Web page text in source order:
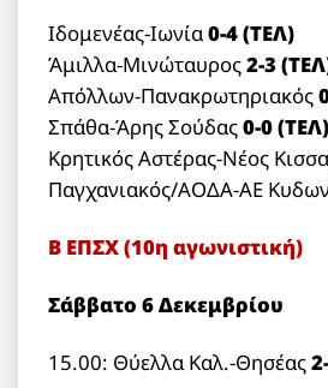
Ιδομενέας-Ιωνία0-4 (TEΛ)
Άμιλλα-Μινώταυρος2-3
Απόλλων-Πανακρωτηριακός
Σπάθα-Άρης Σούδας0-0 (ΤΕΛ)
Κρητικός Αστέρας-Νέος
Παγχανιακός/ΑΟΔΑ-ΑΕ
Β ΕΠΣΧ (10η αγωνιστική)
Σάββατο 6 Δεκεμβρίου
15.00: Θύελλα Καλ.-Θησέας